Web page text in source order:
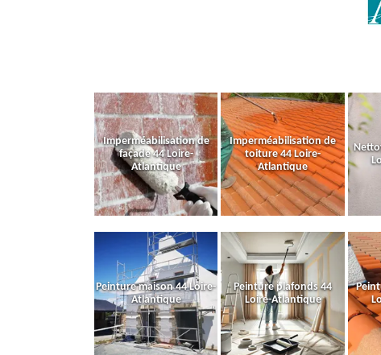
Imperméabilisation de
façade 44 Loire-
Atlantique
Imperméabilisation de
toiture 44 Loire-
Atlantique
Peinture maison 44 Loire-
Atlantique
Peinture plafonds 44
Loire-Atlantique